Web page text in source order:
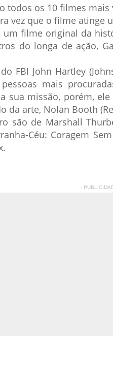
todos os 10 filmes
vez que o filme atinge
um filme original da
do longa de ação,
FBI John Hartley
mais
sua missão, porém,
da arte, Nolan Booth
são de Marshall
Céu: Coragem
-